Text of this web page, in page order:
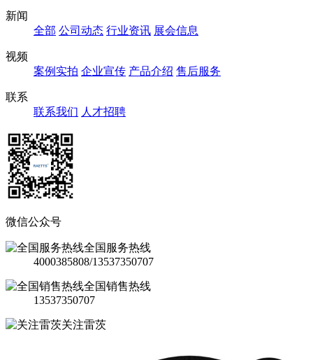
新闻
全部 公司动态 行业资讯 展会信息
视频
案例实拍 企业宣传 产品介绍 售后服务
联系
联系我们 人才招聘
微信公众号
全国服务热线
4000385808/13537350707
全国销售热线
13537350707
关注雷茨